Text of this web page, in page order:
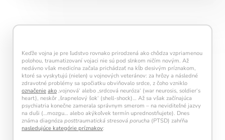
Kalendár sleduje vašu dennú tréningovú
aktivitu:
Keďže vojna je pre ľudstvo rovnako prirodzená ako chôdza vzpriamenou
polohou, traumatizovaní vojaci nie sú pod slnkom ničím novým. Až
nedávno však medicína začala prichádzať na kĺb desivým príznakom,
ktoré sa vyskytujú (nielen) u vojnových veteránov: za hrôzy a následné
zdravotné problémy sa spočiatku obviňovalo srdce, z čoho vzniklo
označenie ako ‚vojnová‘ alebo ‚srdcová neuróza‘ (war neurosis, soldier‘s
heart), neskôr ‚šrapnelový šok‘ (shell-shock)… Až sa však začínajúca
psychiatria konečne zamerala správnym smerom – na neviditeľné jazvy
na duši (…mozgu… alebo akýkoľvek termín uprednostňujete). Dnes
známa diagnóza posttraumatická stresová porucha (PTSD) zahŕňa
nasledujúce kategórie príznakov: